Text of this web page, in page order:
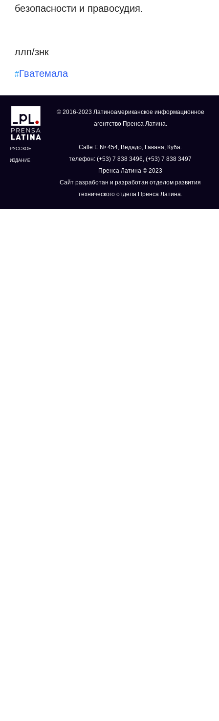
безопасности и правосудия.
ллп/знк
#Гватемала
РУССКОЕ
ИЗДАНИЕ
© 2016-2023 Латиноамериканское информационное
агентство Пренса Латина.
Calle E № 454, Ведадо, Гавана, Куба.
телефон: (+53) 7 838 3496, (+53) 7 838 3497
Пренса Латина © 2023
Сайт разработан и разработан отделом развития
технического отдела Пренса Латина.